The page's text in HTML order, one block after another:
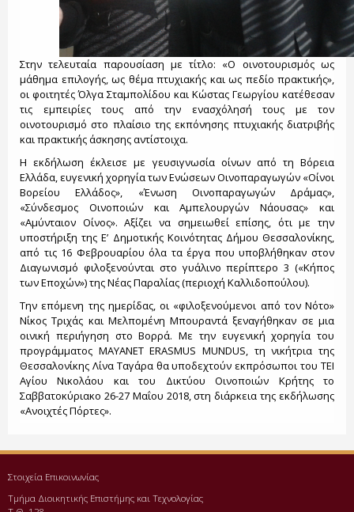
Στην τελευταία παρουσίαση με τίτλο: «Ο οινοτουρισμός ως
μάθημα επιλογής, ως θέμα πτυχιακής και ως πεδίο πρακτικής»,
οι φοιτητές Όλγα Σταμπολίδου και Κώστας Γεωργίου κατέθεσαν
τις εμπειρίες τους από την ενασχόλησή τους με τον
οινοτουρισμό στο πλαίσιο της εκπόνησης πτυχιακής διατριβής
και πρακτικής άσκησης αντίστοιχα.
Η εκδήλωση έκλεισε με γευσιγνωσία οίνων από τη Βόρεια
Ελλάδα, ευγενική χορηγία των Ενώσεων Οινοπαραγωγών «Οίνοι
Βορείου Ελλάδος», «Ένωση Οινοπαραγωγών Δράμας»,
«Σύνδεσμος Οινοποιών και Αμπελουργών Νάουσας» και
«Αμύνταιον Οίνος». Αξίζει να σημειωθεί επίσης, ότι με την
υποστήριξη της Ε’ Δημοτικής Κοινότητας Δήμου Θεσσαλονίκης,
από τις 16 Φεβρουαρίου όλα τα έργα που υποβλήθηκαν στον
Διαγωνισμό φιλοξενούνται στο γυάλινο περίπτερο 3 («Κήπος
των Εποχών») της Νέας Παραλίας (περιοχή Καλλιδοπούλου).
Την επόμενη της ημερίδας, οι «φιλοξενούμενοι από τον Νότο»
Νίκος Τριχάς και Μελπομένη Μπουραντά ξεναγήθηκαν σε μια
οινική περιήγηση στο Βορρά. Με την ευγενική χορηγία του
προγράμματος MAYANET ERASMUS MUNDUS, τη νικήτρια της
Θεσσαλονίκης Λίνα Ταγάρα θα υποδεχτούν εκπρόσωποι του ΤΕΙ
Αγίου Νικολάου και του Δικτύου Οινοποιών Κρήτης το
Σαββατοκύριακο 26-27 Μαΐου 2018, στη διάρκεια της εκδήλωσης
«Ανοιχτές Πόρτες».
Στοιχεία Επικοινωνίας
Τμήμα Διοικητικής Επιστήμης και Τεχνολογίας